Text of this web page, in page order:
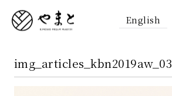
English
img_articles_kbn2019aw_03